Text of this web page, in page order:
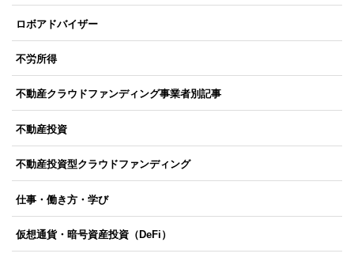
ロボアドバイザー
不労所得
不動産クラウドファンディング事業者別記事
不動産投資
不動産投資型クラウドファンディング
仕事・働き方・学び
仮想通貨・暗号資産投資（DeFi）